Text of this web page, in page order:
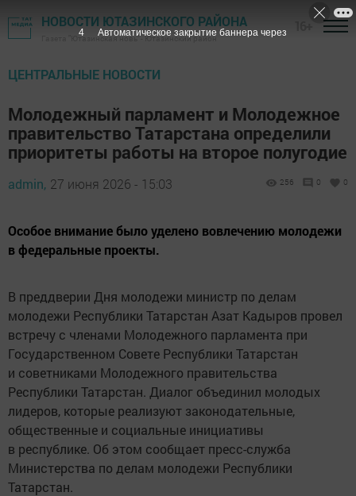
НОВОСТИ ЮТАЗИНСКОГО РАЙОНА
Газета "Ютазинская новь" - Ютазинский район
ЦЕНТРАЛЬНЫЕ НОВОСТИ
Молодежный парламент и Молодежное
правительство Татарстана определили
приоритеты работы на второе полугодие
admin, 27 июня 2026 - 15:03 256 0 0
Особое внимание было уделено вовлечению молодежи
в федеральные проекты.
В преддверии Дня молодежи министр по делам
молодежи Республики Татарстан Азат Кадыров провел
встречу с членами Молодежного парламента при
Государственном Совете Республики Татарстан
и советниками Молодежного правительства
Республики Татарстан. Диалог объединил молодых
лидеров, которые реализуют законодательные,
общественные и социальные инициативы
в республике. Об этом сообщает пресс-служба
Министерства по делам молодежи Республики
Татарстан.
3 Автоматическое закрытие баннера через